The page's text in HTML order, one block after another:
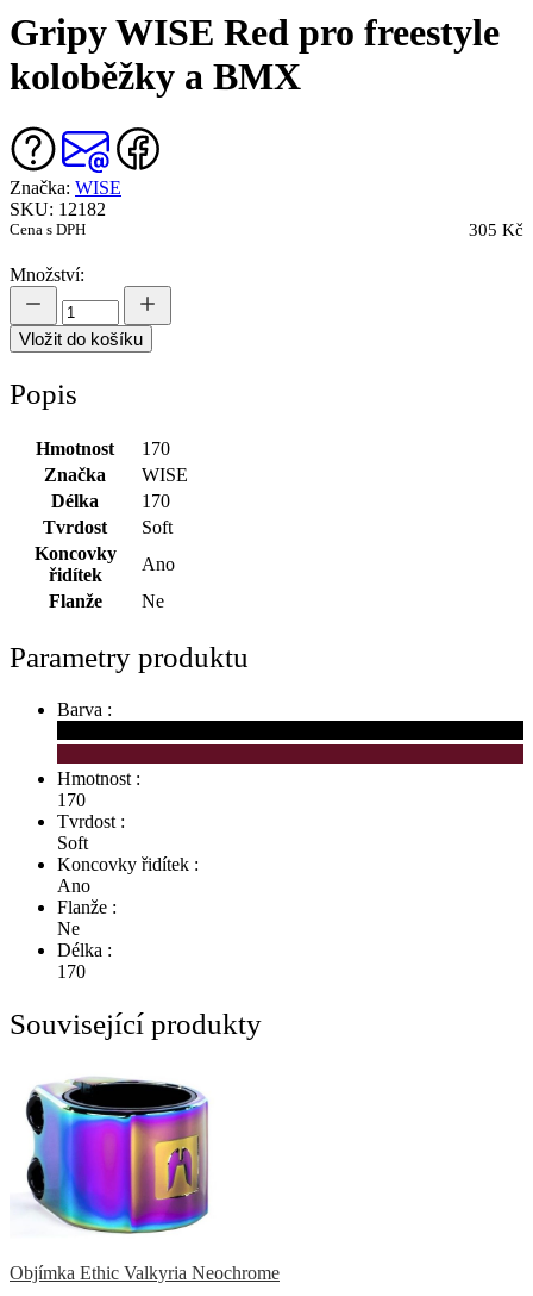
Gripy WISE Red pro freestyle
koloběžky a BMX
Značka: WISE
SKU: 12182
Cena s DPH 305 Kč
Množství:
Vložit do košíku
Popis
Hmotnost
170
Značka
WISE
Délka
170
Tvrdost
Soft
Koncovky
řidítek
Ano
Flanže
Ne
Parametry produktu
Barva :
Hmotnost :
170
Tvrdost :
Soft
Koncovky řidítek :
Ano
Flanže :
Ne
Délka :
170
Související produkty
Objímka Ethic Valkyria Neochrome